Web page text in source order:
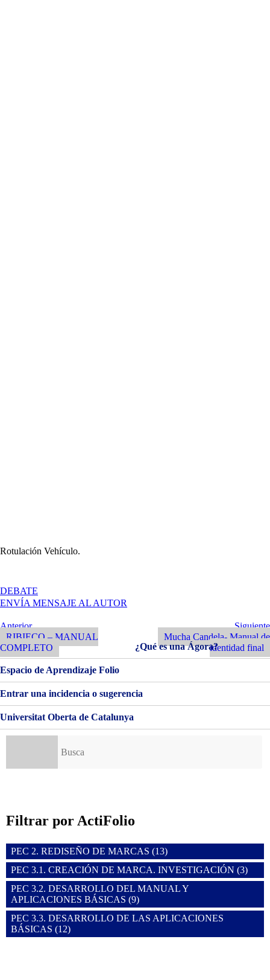
Rotulación Vehículo.
DEBATE
SHOCKS!
ENVÍA MENSAJE AL AUTOR
Navegación
de
entradas
Entrada
Anterior
Anterior
RIBIECO – MANUAL
COMPLETO
Siguiente
Entrada
Siguiente
Mucha Candela- Manual de
identidad final
¿Qué es una Ágora?
Espacio de Aprendizaje Folio
Entrar una incidencia o sugerencia
Universitat Oberta de Catalunya
Filtrar por ActiFolio
PEC 2. REDISEÑO DE MARCAS (13)
PEC 3.1. CREACIÓN DE MARCA. INVESTIGACIÓN (3)
PEC 3.2. DESARROLLO DEL MANUAL Y
APLICACIONES BÁSICAS (9)
PEC 3.3. DESARROLLO DE LAS APLICACIONES
BÁSICAS (12)